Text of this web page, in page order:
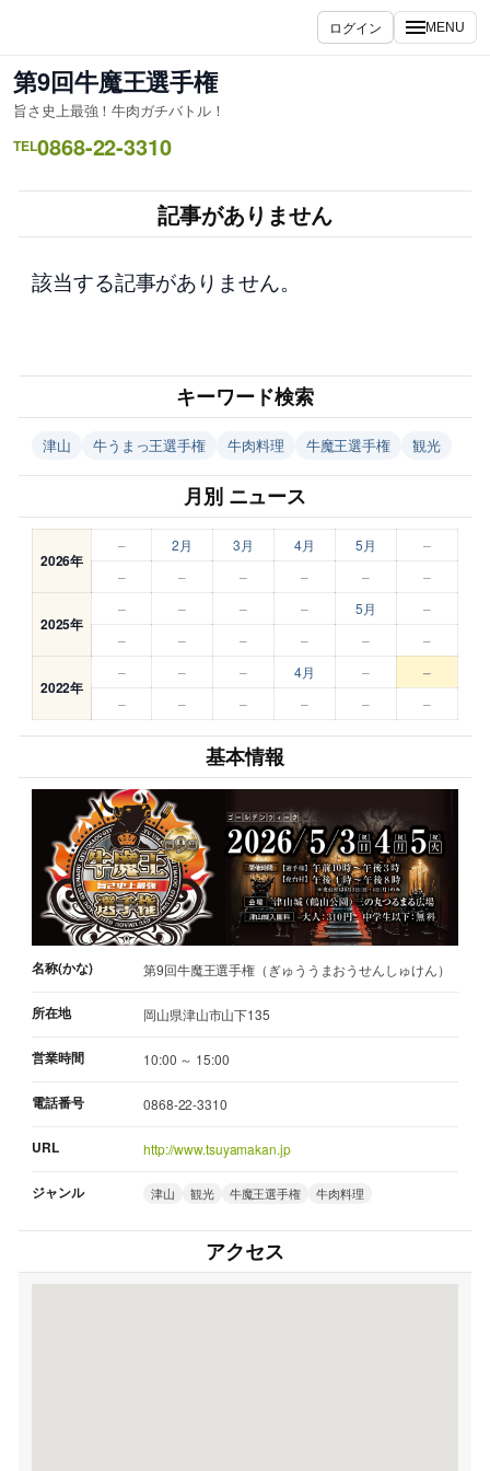
を
ス
キ
ッ
ログイン MENU
第9回牛魔王選手権
旨さ史上最強！牛肉ガチバトル！
TEL0868-22-3310
記事がありません
該当する記事がありません。
キーワード検索
津山 牛うまっ王選手権 牛肉料理 牛魔王選手権 観光
月別 ニュース
2026年
– 2月 3月 4月 5月
–
–
– – – – –
2025年
– – – – 5月
–
–
– – – – –
2022年
– – – 4月 – –
– – – – – –
基本情報
名称(かな) 第9回牛魔王選手権（ぎゅううまおうせんしゅけん）
所在地 岡山県津山市山下135
営業時間 10:00 ～ 15:00
電話番号 0868-22-3310
URL http://www.tsuyamakan.jp
ジャンル 津山 観光 牛魔王選手権 牛肉料理
アクセス